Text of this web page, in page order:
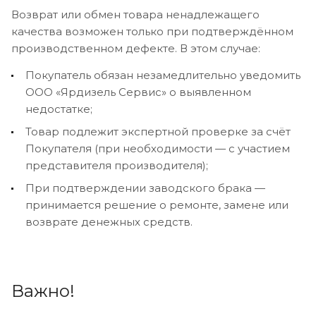
Возврат или обмен товара ненадлежащего
качества возможен только при подтверждённом
производственном дефекте. В этом случае:
Покупатель обязан незамедлительно уведомить
ООО «Ярдизель Сервис» о выявленном
недостатке;
Товар подлежит экспертной проверке за счёт
Покупателя (при необходимости — с участием
представителя производителя);
При подтверждении заводского брака —
принимается решение о ремонте, замене или
возврате денежных средств.
Важно!